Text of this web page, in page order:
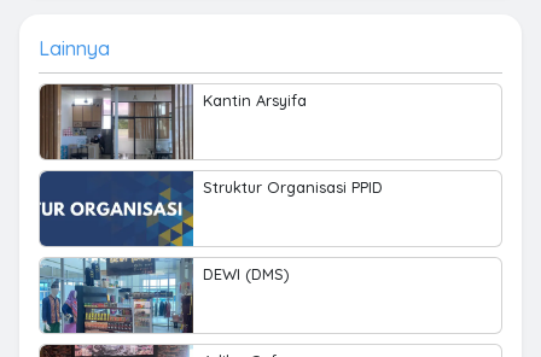
Lainnya
Kantin Arsyifa
Struktur Organisasi PPID
DEWI (DMS)